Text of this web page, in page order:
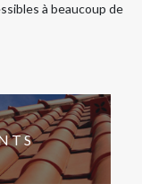
à beaucoup de